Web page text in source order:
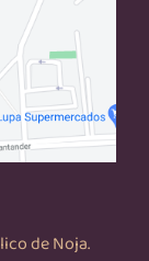
de Noja.